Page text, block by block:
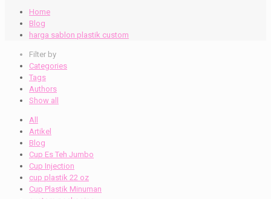
Home
Blog
harga sablon plastik custom
Filter by
Categories
Tags
Authors
Show all
All
Artikel
Blog
Cup Es Teh Jumbo
Cup Injection
cup plastik 22 oz
Cup Plastik Minuman